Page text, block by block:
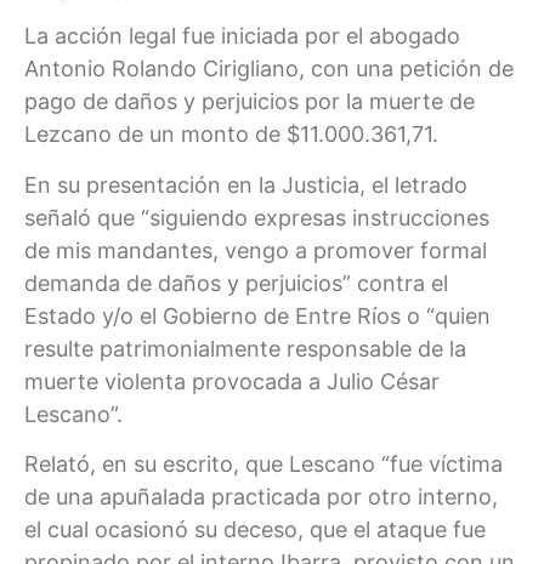
La acción legal fue iniciada por el abogado
Antonio Rolando Cirigliano, con una petición de
pago de daños y perjuicios por la muerte de
Lezcano de un monto de $11.000.361,71.
En su presentación en la Justicia, el letrado
señaló que “siguiendo expresas instrucciones
de mis mandantes, vengo a promover formal
demanda de daños y perjuicios” contra el
Estado y/o el Gobierno de Entre Ríos o “quien
resulte patrimonialmente responsable de la
muerte violenta provocada a Julio César
Lescano”.
Relató, en su escrito, que Lescano “fue víctima
de una apuñalada practicada por otro interno,
el cual ocasionó su deceso, que el ataque fue